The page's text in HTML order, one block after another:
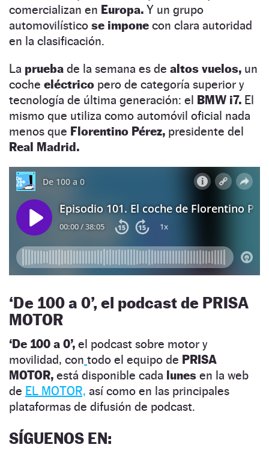
comercializan en Europa. Y un grupo
automovilístico se impone con clara autoridad
en la clasificación.
La prueba de la semana es de altos vuelos, un
coche eléctrico pero de categoría superior y
tecnología de última generación: el BMW i7. El
mismo que utiliza como automóvil oficial nada
menos que Florentino Pérez, presidente del
Real Madrid.
‘De 100 a 0’, el podcast de PRISA
MOTOR
‘De 100 a 0’, el podcast sobre motor y
movilidad, con todo el equipo de PRISA
MOTOR, está disponible cada lunes en la web
de EL MOTOR, así como en las principales
plataformas de difusión de podcast.
SÍGUENOS EN: